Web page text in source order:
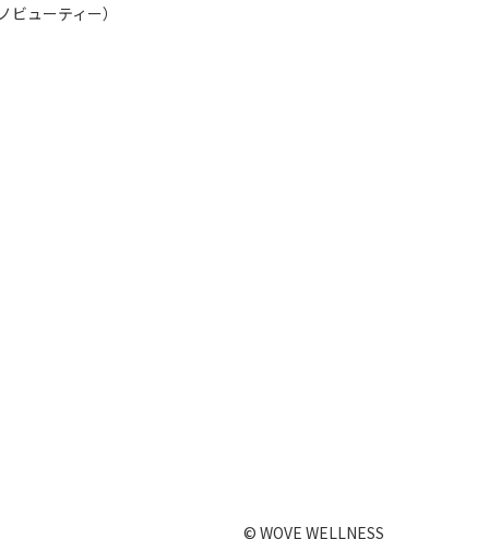
ューティー）
© WOVE WELLNESS